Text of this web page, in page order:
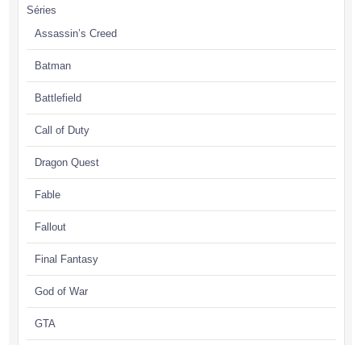
Séries
Assassin’s Creed
Batman
Battlefield
Call of Duty
Dragon Quest
Fable
Fallout
Final Fantasy
God of War
GTA